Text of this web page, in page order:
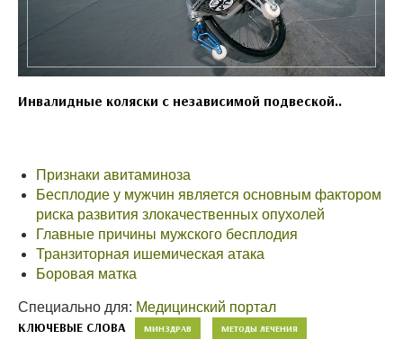
Инвалидные коляски с независимой подвеской..
Признаки авитаминоза
Бесплодие у мужчин является основным фактором
риска развития злокачественных опухолей
Главные причины мужского бесплодия
Транзиторная ишемическая атака
Боровая матка
Специально для: Медицинский портал
КЛЮЧЕВЫЕ СЛОВА МИНЗДРАВ МЕТОДЫ ЛЕЧЕНИЯ